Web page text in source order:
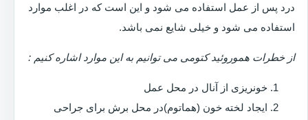
درد پس از عمل استفاده می شود و این است که در اغلب موارد
استفاده می شود و خیلی شایع نمی باشد.
از خطرات هموروئید کتومی می توانیم به این موارد اشاره کنیم :
خونریزی از آنال در محل عمل
ایجاد لخته خون (هماتوم)در محل برش برای جراحی